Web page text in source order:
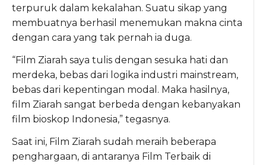
terpuruk dalam kekalahan. Suatu sikap yang
membuatnya berhasil menemukan makna cinta
dengan cara yang tak pernah ia duga.
“Film Ziarah saya tulis dengan sesuka hati dan
merdeka, bebas dari logika industri mainstream,
bebas dari kepentingan modal. Maka hasilnya,
film Ziarah sangat berbeda dengan kebanyakan
film bioskop Indonesia,” tegasnya.
Saat ini, Film Ziarah sudah meraih beberapa
penghargaan, di antaranya Film Terbaik di